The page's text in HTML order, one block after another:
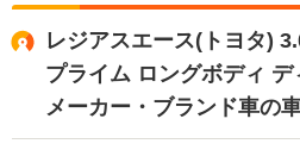
レジアスエース(トヨタ)
プライム ロングボディ
メーカー・ブランド車の